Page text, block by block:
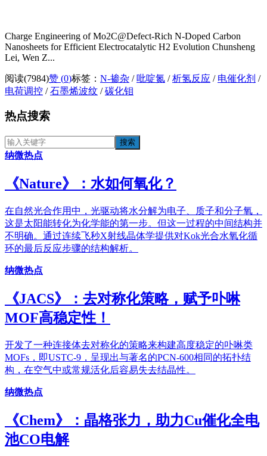
Charge Engineering of Mo2C@Defect‑Rich N‑Doped Carbon
Nanosheets for Efficient Electrocatalytic H2 Evolution Chunsheng
Lei, Wen Z...
阅读(7984)赞 (0)标签： N-掺杂 / 吡啶氮 /析氢反应 / 电催化剂 /
电荷调控 /石墨烯波纹 /碳化钼
热点搜索
纳微热点
《​Nature》：水如何氧化？
在自然光合作用中，光驱动将水分解为电子、质子和分子氧，
这是太阳能转化为化学能的第一步。但这一过程的中间结构并
不明确。通过连续飞秒X射线晶体学提供对Kok光合水氧化循
环的最后反应步骤的结构解析。
纳微热点
《JACS》：去对称化策略，赋予卟啉
MOF高稳定性！
开发了一种连接体去对称化的策略来构建高度稳定的卟啉类
MOFs，即USTC-9，呈现出与著名的PCN-600相同的拓扑结
构，在空气中或常规活化后容易失去结晶性。
纳微热点
《Chem》：晶格张力，助力Cu催化全电
池CO电解